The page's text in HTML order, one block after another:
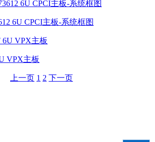
6U CPCI主板-系统框图
VPX主板
上一页 1 2 下一页